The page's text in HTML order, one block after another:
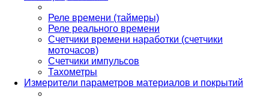
Реле времени (таймеры)
Реле реального времени
Счетчики времени наработки (счетчики
моточасов)
Счетчики импульсов
Тахометры
Измерители параметров материалов и покрытий